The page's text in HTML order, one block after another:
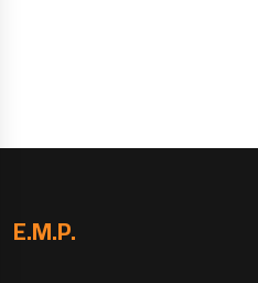
E.M.P.